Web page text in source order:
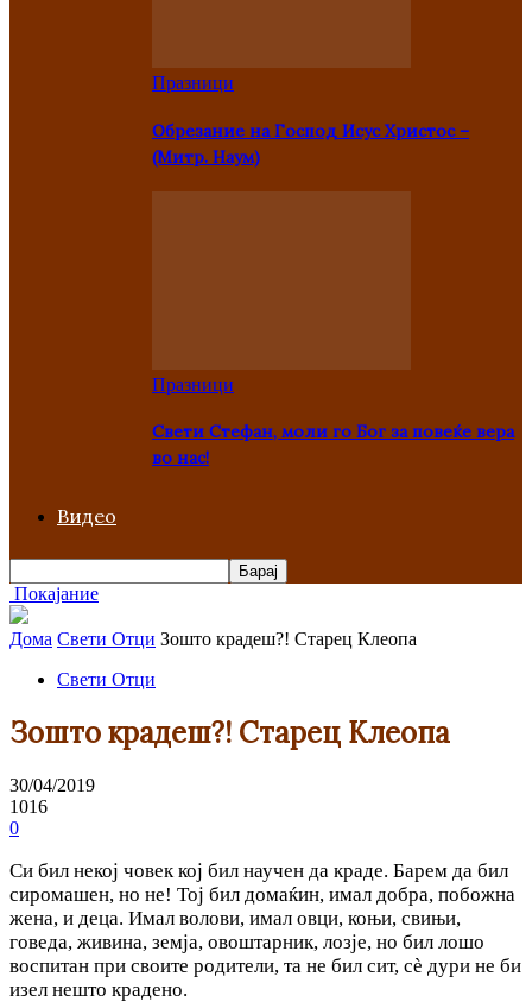
Празници
Oбрезание на Господ Исус Христос –
(Митр. Наум)
Празници
Свети Стефан, моли го Бог за повеќе вера
во нас!
Видео
Покајание
Дома Свети Отци Зошто крадеш?! Старец Клеопа
Свети Отци
Зошто крадеш?! Старец Клеопа
30/04/2019
1016
0
Си бил некој човек кој бил научен да краде. Барем да бил
сиромашен, но не! Тој бил домаќин, имал добра, побожна
жена, и деца. Имал волови, имал овци, коњи, свињи,
говеда, живина, земја, овоштарник, лозје, но бил лошо
воспитан при своите родители, та не бил сит, сè дури не би
изел нешто крадено.